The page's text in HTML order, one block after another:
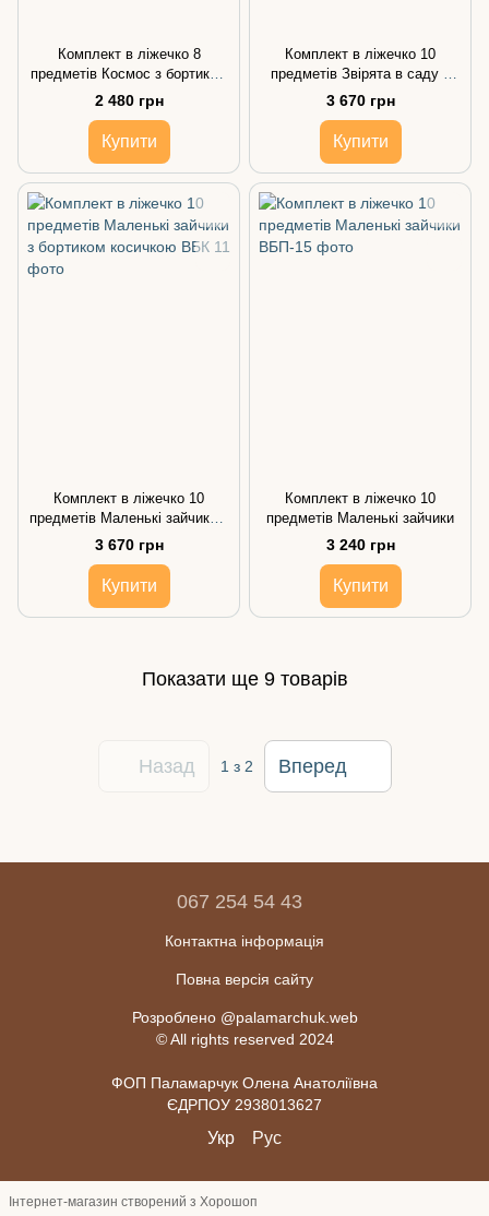
Комплект в ліжечко 8
предметів Космос з бортиком
подушками
2 480 грн
Купити
Комплект в ліжечко 10
предметів Звірята в саду з
бортиком косичкою
3 670 грн
Купити
Комплект в ліжечко 10
предметів Маленькі зайчики з
бортиком косичкою
3 670 грн
Купити
Комплект в ліжечко 10
предметів Маленькі зайчики
3 240 грн
Купити
Показати ще 9 товарів
Назад 1 з 2 Вперед
067 254 54 43
Контактна інформація
Повна версія сайту
Розроблено @palamarchuk.web
© All rights reserved 2024
ФОП Паламарчук Олена Анатоліївна
ЄДРПОУ 2938013627
Укр Рус
Інтернет-магазин створений з Хорошоп